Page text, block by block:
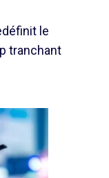
le
tranchant